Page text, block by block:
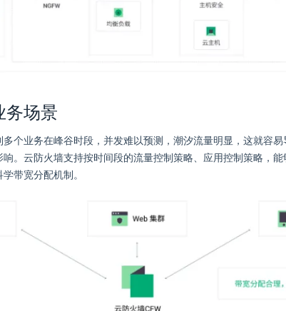
务场景
个业务在峰谷时段，并发难以预测，潮汐流量明显，这就容易
。云防火墙支持按时间段的流量控制策略、应用控制策略，
带宽分配机制。